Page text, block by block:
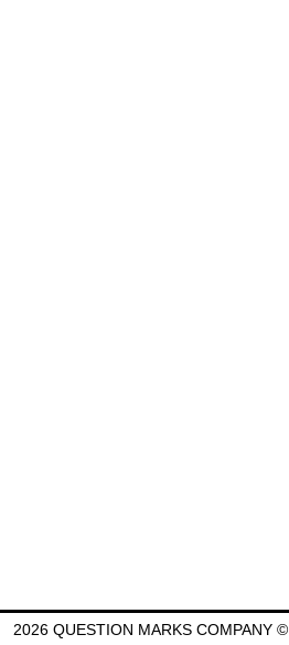
2026 QUESTION MARKS COMPANY ©